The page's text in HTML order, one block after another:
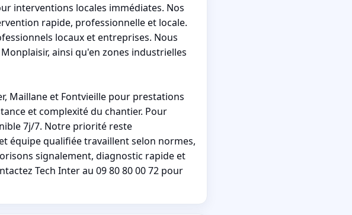
interventions locales immédiates. Nos
rapide, professionnelle et locale.
locaux et entreprises. Nous
ainsi qu'en zones industrielles
Maillane et Fontvieille pour prestations
et complexité du chantier. Pour
7j/7. Notre priorité reste
équipe qualifiée travaillent selon normes,
signalement, diagnostic rapide et
Tech Inter au 09 80 80 00 72 pour